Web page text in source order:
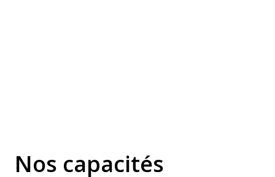
Nos capacités